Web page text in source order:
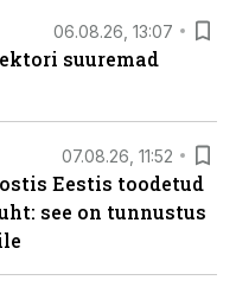
06.08.26, 13:07
suuremad
07.08.26, 11:52
Eestis toodetud
see on tunnustus